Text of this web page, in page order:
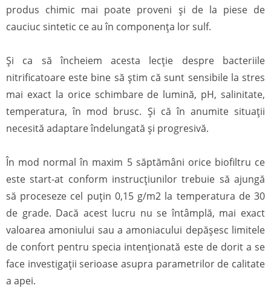
produs chimic mai poate proveni și de la piese de
cauciuc sintetic ce au în componența lor sulf.
Și ca să încheiem acesta lecție despre bacteriile
nitrificatoare este bine să știm că sunt sensibile la stres
mai exact la orice schimbare de lumină, pH, salinitate,
temperatura, în mod brusc. Și că în anumite situații
necesită adaptare îndelungată și progresivă.
În mod normal în maxim 5 săptămâni orice biofiltru ce
este start-at conform instrucțiunilor trebuie să ajungă
să proceseze cel puțin 0,15 g/m2 la temperatura de 30
de grade. Dacă acest lucru nu se întâmplă, mai exact
valoarea amoniului sau a amoniacului depășesc limitele
de confort pentru specia intenționată este de dorit a se
face investigații serioase asupra parametrilor de calitate
a apei.